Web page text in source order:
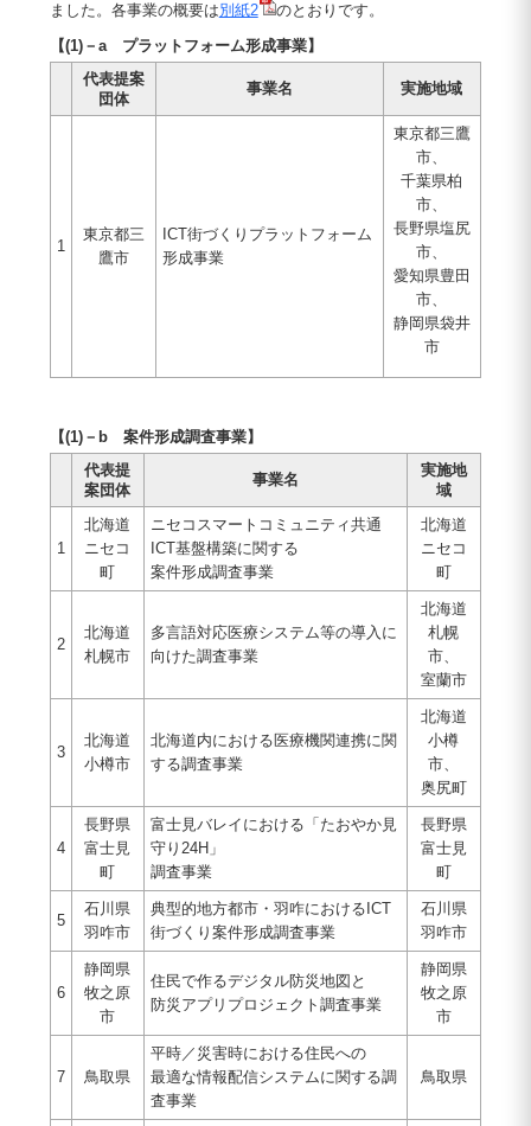
ました。各事業の概要は別紙2
のとおりです。
【(1)－a プラットフォーム形成事業】
代表提案
団体
事業名 実施地域
1
東京都三
鷹市
ICT街づくりプラットフォーム
形成事業
東京都三鷹
市、
千葉県柏
市、
長野県塩尻
市、
愛知県豊田
市、
静岡県袋井
市
【(1)－b 案件形成調査事業】
代表提
案団体
事業名
実施地
域
1
北海道
ニセコ
町
ニセコスマートコミュニティ共通
ICT基盤構築に関する
案件形成調査事業
北海道
ニセコ
町
2
北海道
札幌市
多言語対応医療システム等の導入に
向けた調査事業
北海道
札幌
市、
室蘭市
3
北海道
小樽市
北海道内における医療機関連携に関
する調査事業
北海道
小樽
市、
奥尻町
4
長野県
富士見
町
富士見バレイにおける「たおやか見
守り24H」
調査事業
長野県
富士見
町
5
石川県
羽咋市
典型的地方都市・羽咋におけるICT
街づくり案件形成調査事業
石川県
羽咋市
6
静岡県
牧之原
市
住民で作るデジタル防災地図と
防災アプリプロジェクト調査事業
静岡県
牧之原
市
7 鳥取県
平時／災害時における住民への
最適な情報配信システムに関する調
査事業
鳥取県